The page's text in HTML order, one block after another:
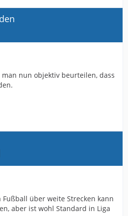
nun objektiv beurteilen, dass
über weite Strecken kann
aber ist wohl Standard in Liga